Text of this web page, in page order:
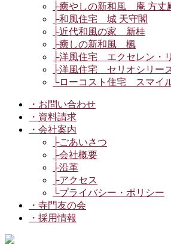
├癒やしの新和風 庵 方丈
├和風住宅 城 天守閣
├近代和風の家 新桂
├癒しの新和風 楓
├洋風住宅 エクセレン・
├洋風住宅 セリオシリー
└ローコスト住宅 スマイ
・お問い合わせ
・資料請求
・会社案内
├ごあいさつ
├会社概要
├沿革
├アクセス
└プライバシー・ポリシー
・寺門友の会
・採用情報